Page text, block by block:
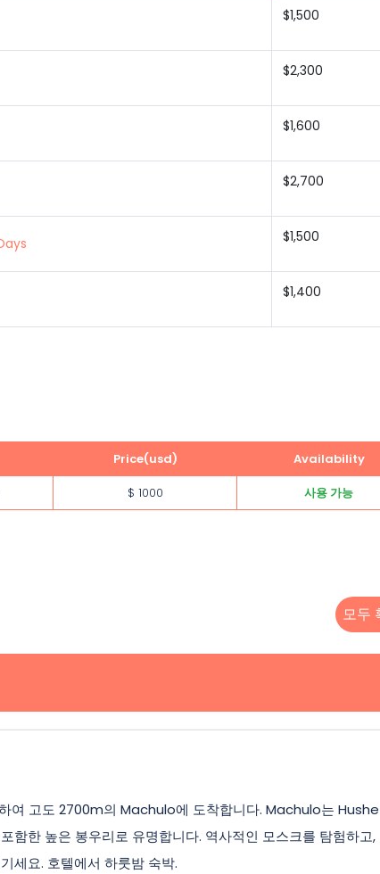
$1,500
$2,300
$1,600
$2,700
$1,500
$1,400
Price(usd)
Availability
$ 1000 사용 가능
모두
여 고도 2700m의 Machulo에 도착합니다. Machulo는 Hushe
함한 높은 봉우리로 유명합니다. 역사적인 모스크를 탐험하고,
세요. 호텔에서 하룻밤 숙박.